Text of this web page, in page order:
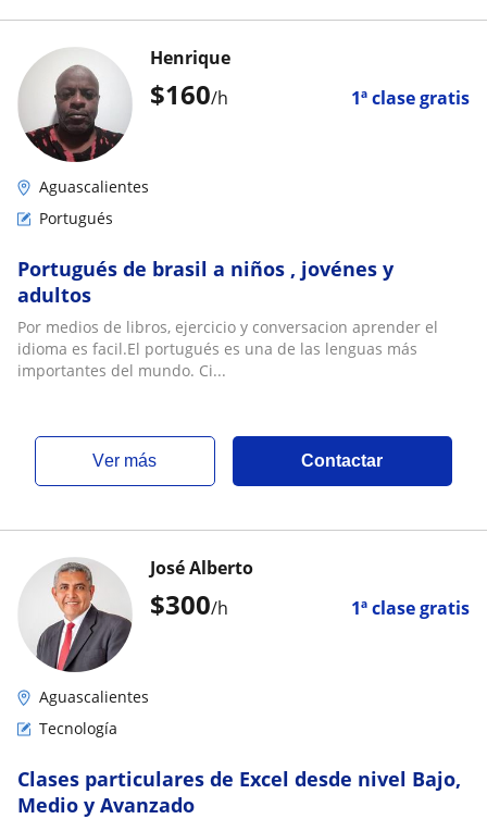
$160/h 1ª clase gratis
Henrique
Aguascalientes
Portugués
Portugués de brasil a niños , jovénes y
adultos
Por medios de libros, ejercicio y conversacion aprender el
idioma es facil.El portugués es una de las lenguas más
importantes del mundo. Ci...
ver más Contactar
$300/h 1ª clase gratis
José Alberto
Aguascalientes
Tecnología
Clases particulares de Excel desde nivel Bajo,
Medio y Avanzado